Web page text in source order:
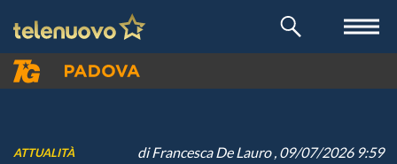
ATTUALITÀ diFrancesca De Lauro, 09/07/2026 9:59